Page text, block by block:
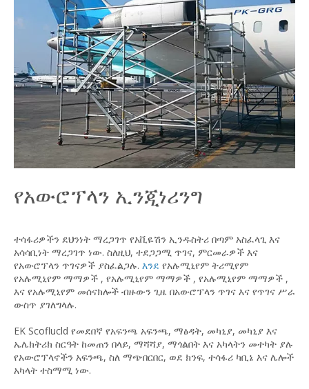
የአውሮፕላን ኢንጂነሪንግ
ተሳፋሪዎችን ደህንነት ማረጋገጥ የአቪዬሽን ኢንዱስትሪ በጣም አስፈላጊ እና
አሳሳቢነት ማረጋገጥ ነው. ስለዚህ, ተደጋጋሚ ጥገና, ምርመራዎች እና
የአውሮፕላን ጥገናዎች ያስፈልጋሉ. እንደ የአሉሚኒየም ትሪሚየም
የአሉሚኒየም ማማዎች , የአሉሚኒየም ማማዎች , የአሉሚኒየም ማማዎች ,
እና የአሉሚኒየም መሰናክሎች ብዙውን ጊዜ በአውሮፕላን ጥገና እና የጥገና ሥራ
ውስጥ ያገለግላሉ.
EK Scoflucld የመደበኛ የአፍንጫ አፍንጫ, ማፅዳት, መካኒያ, መካኒያ እና
ኤሌክትሪክ ስርዓት ከመጠን በላይ, ማሻሻያ, ማጎልበት እና አካላትን መተካት ያሉ
የአውሮፕላኖችን አፍንጫ, ስለ ማጭበርበር, ወደ ክንፍ, ተሳፋሪ ካቢኔ እና ሌሎች
አካላት ተስማሚ ነው.